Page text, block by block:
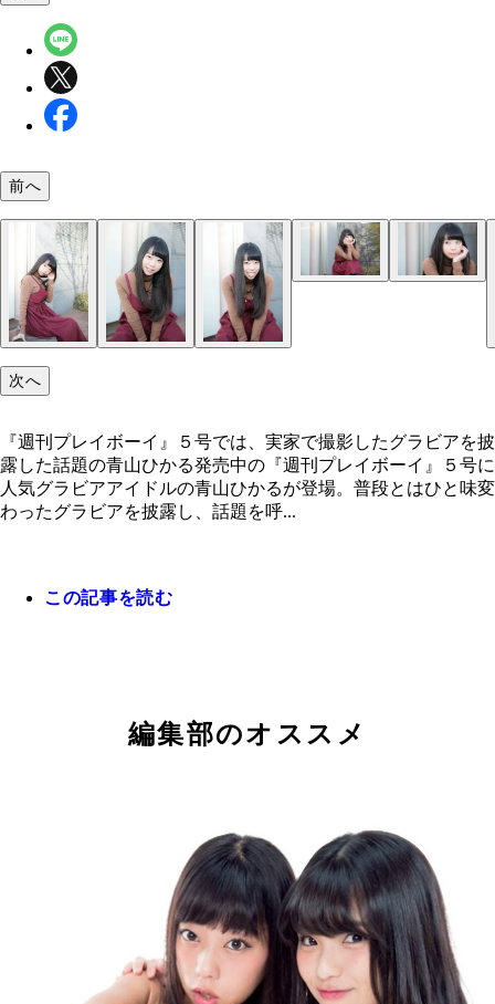
前へ
次へ
『週刊プレイボーイ』５号では、実家で撮影したグラビアを披
露した話題の青山ひかる発売中の『週刊プレイボーイ』５号に
人気グラビアアイドルの青山ひかるが登場。普段とはひと味変
わったグラビアを披露し、話題を呼...
この記事を読む
編集部のオススメ